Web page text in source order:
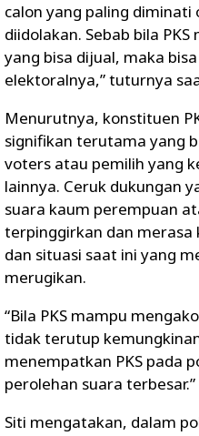
calon yang paling diminati
diidolakan. Sebab bila
yang bisa dijual, maka
elektoralnya,” tuturnya
Menurutnya, konstituen
signifikan terutama yang
voters atau pemilih yang
lainnya. Ceruk dukungan
suara kaum perempuan
terpinggirkan dan merasa
dan situasi saat ini yang
merugikan.
“Bila PKS mampu
tidak terutup
menempatkan PKS pada
perolehan suara terbesar.”
Siti mengatakan, dalam